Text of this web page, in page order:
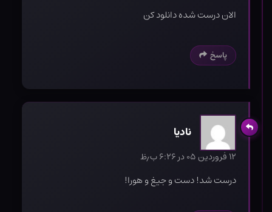
الان درست شده دانلود کن
پاسخ
نادیا
۱۲ فروردین ۰۵ در ۶:۲۶ ب٫ظ
درست شد! دست و جیغ و هورا!